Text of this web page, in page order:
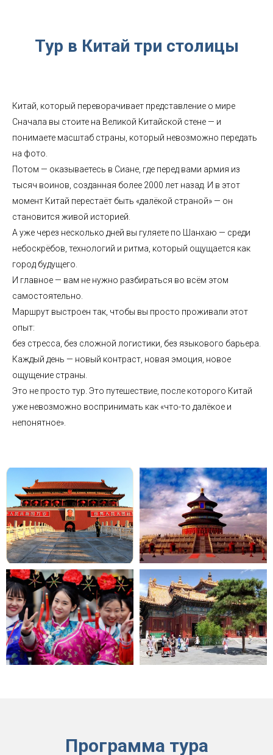
Тур в Китай три столицы
Китай, который переворачивает представление о мире
Сначала вы стоите на Великой Китайской стене — и
понимаете масштаб страны, который невозможно передать
на фото.
Потом — оказываетесь в Сиане, где перед вами армия из
тысяч воинов, созданная более 2000 лет назад. И в этот
момент Китай перестаёт быть «далёкой страной» — он
становится живой историей.
А уже через несколько дней вы гуляете по Шанхаю — среди
небоскрёбов, технологий и ритма, который ощущается как
город будущего.
И главное — вам не нужно разбираться во всём этом
самостоятельно.
Маршрут выстроен так, чтобы вы просто проживали этот
опыт:
без стресса, без сложной логистики, без языкового барьера.
Каждый день — новый контраст, новая эмоция, новое
ощущение страны.
Это не просто тур. Это путешествие, после которого Китай
уже невозможно воспринимать как «что-то далёкое и
непонятное».
Программа тура